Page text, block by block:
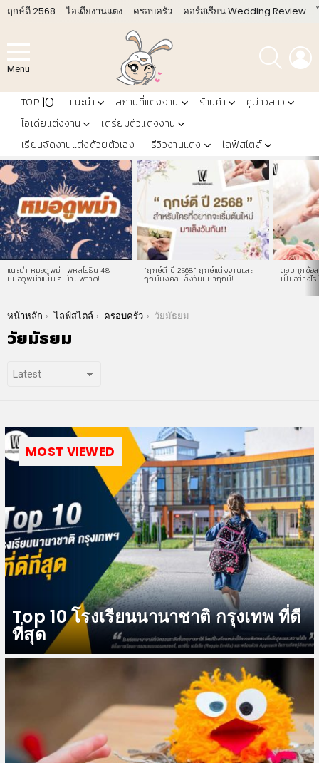
ฤกษ์ดี 2568 ไอเดียงานแต่ง ครอบครัว คอร์สเรียน Wedding Review
Menu
ค้นหา
TOP10 แนะนำ สถานที่แต่งงาน ร้านค้า
คู่บ่าวสาว
ไอเดียแต่งงาน
เตรียมตัวแต่งงาน
เรียนจัดงานแต่งด้วยตัวเอง
รีวิวงานแต่ง ไลฟ์สไตล์
LATEST
STORIES
แนะนำ หมอดูพม่า พหลโยธิน 48 –
หมอดูพม่าแม่น ๆ ห้ามพลาด!
“ฤกษ์ดี ปี 2568” ฤกษ์แต่งงานและ
ฤกษ์มงคล เล็งวันมหาฤกษ์!
ตอบทุกข้อส
เป็นอย่างไร
You are here:
หน้าหลัก ไลฟ์สไตล์ ครอบครัว วัยมัธยม
วัยมัธยม
MOST VIEWED
Top 10 โรงเรียนนานาชาติ กรุงเทพ ที่ดี
ที่สุด